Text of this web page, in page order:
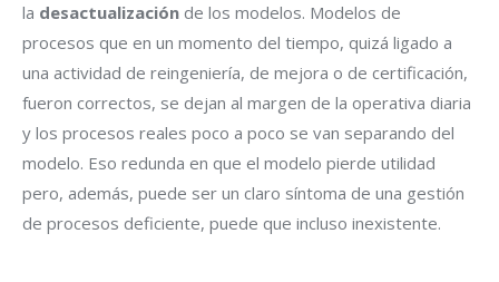
la desactualización de los modelos. Modelos de
procesos que en un momento del tiempo, quizá ligado a
una actividad de reingeniería, de mejora o de certificación,
fueron correctos, se dejan al margen de la operativa diaria
y los procesos reales poco a poco se van separando del
modelo. Eso redunda en que el modelo pierde utilidad
pero, además, puede ser un claro síntoma de una gestión
de procesos deficiente, puede que incluso inexistente.